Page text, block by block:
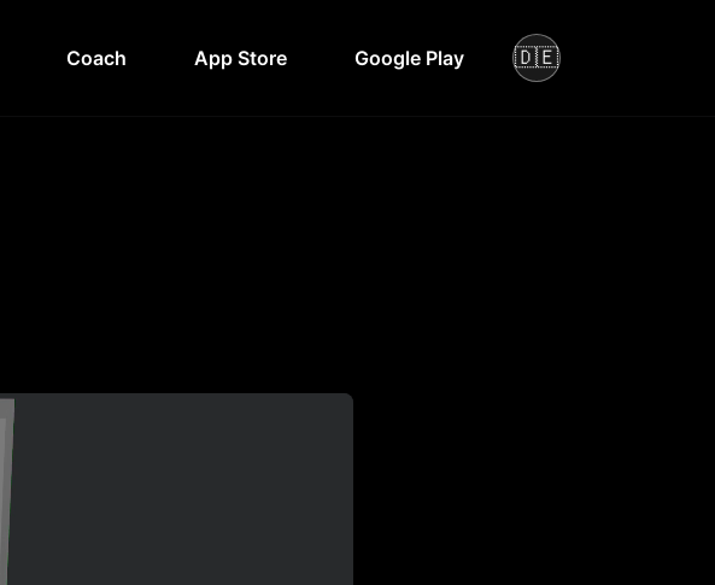
Coach App Store Google Play 🇩🇪